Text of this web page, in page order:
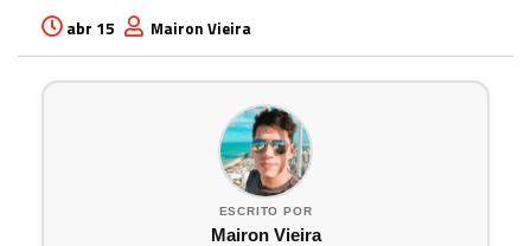
abr 15 Mairon Vieira
ESCRITO POR
Mairon Vieira